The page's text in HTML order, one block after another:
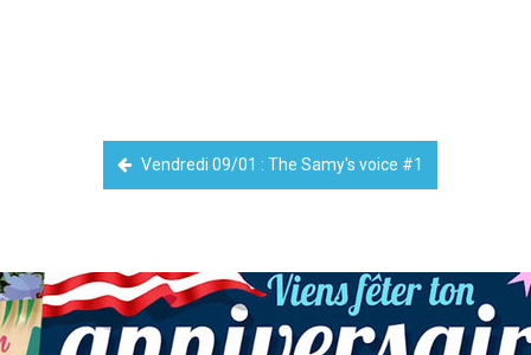
Vendredi 09/01 : The Samy's voice #1